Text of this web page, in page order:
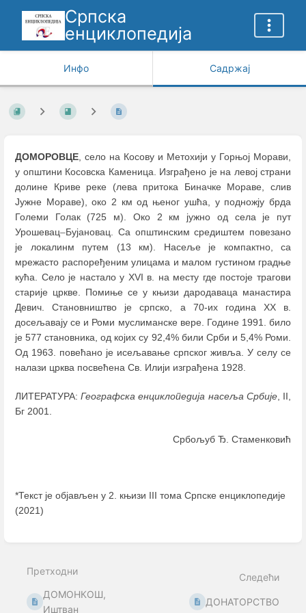
Српска
енциклопедија
Инфо Садржај
ДОМОРОВЦЕ, село на Косову и Метохији у Горњој Морави,
у општини Косовска Каменица. Изграђено је на левој страни
долине Криве реке (лева притока Биначке Мораве, слив
Јужне Мораве), око 2 км од њеног ушћа, у подножју брда
Големи Голак (725 м). Око 2 км јужно од села је пут
Урошевац–Бујановац. Са општинским средиштем повезано
је локалинм путем (13 км). Насеље је компактно, са
мрежасто распоређеним улицама и малом густином градње
кућа. Село је настало у XVI в. на месту где постоје трагови
старије цркве. Помиње се у књизи дародаваца манастира
Девич. Становништво је српско, а 70-их година XX в.
досељавају се и Роми муслиманске вере. Године 1991. било
је 577 становника, од којих су 92,4% били Срби и 5,4% Роми.
Од 1963. повећано је исељавање српског живља. У селу се
налази црква посвећена Св. Илији изграђена 1928.
ЛИТЕРАТУРА:Географска енциклопедија насеља Србије, II,
Бг 2001.
Србољуб Ђ. Стаменковић
*Текст је објављен у 2. књизи III тома Српске енциклопедије
(2021)
mode
Претходни
ДОМОНКОШ,
Иштван
Следећи
ДОНАТОРСТВО